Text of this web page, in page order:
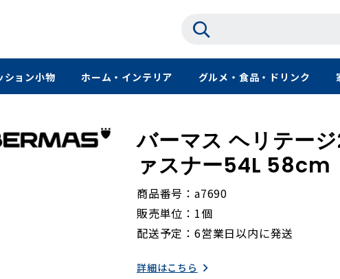
ション小物 ホーム・インテリア グルメ・食品・ドリンク
バーマス ヘリテー
ァスナー54L 58cm
商品番号
a7690
販売単位
1個
配送予定
6営業日以内に発送
詳細はこちら